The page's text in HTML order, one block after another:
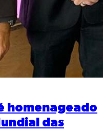
homenageado
das